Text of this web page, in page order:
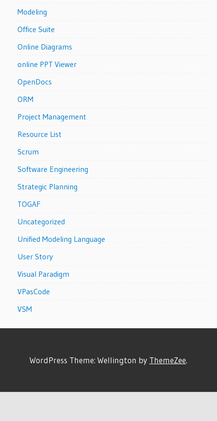
Modeling
Office Suite
Online Diagrams
online PPT Viewer
OpenDocs
ORM
Project Management
Resource List
Scrum
Software Engineering
Strategic Planning
TOGAF
Uncategorized
Unified Modeling Language
User Story
Visual Paradigm
VPasCode
VSM
WordPress Theme: Wellington by ThemeZee.